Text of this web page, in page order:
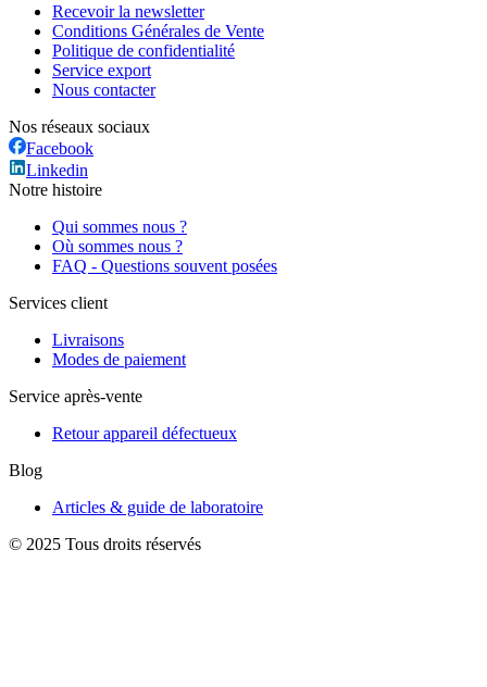
Recevoir la newsletter
Conditions Générales de Vente
Politique de confidentialité
Service export
Nous contacter
Nos réseaux sociaux
Facebook
Linkedin
Notre histoire
Qui sommes nous ?
Où sommes nous ?
FAQ - Questions souvent posées
Services client
Livraisons
Modes de paiement
Service après-vente
Retour appareil défectueux
Blog
Articles & guide de laboratoire
© 2025 Tous droits réservés